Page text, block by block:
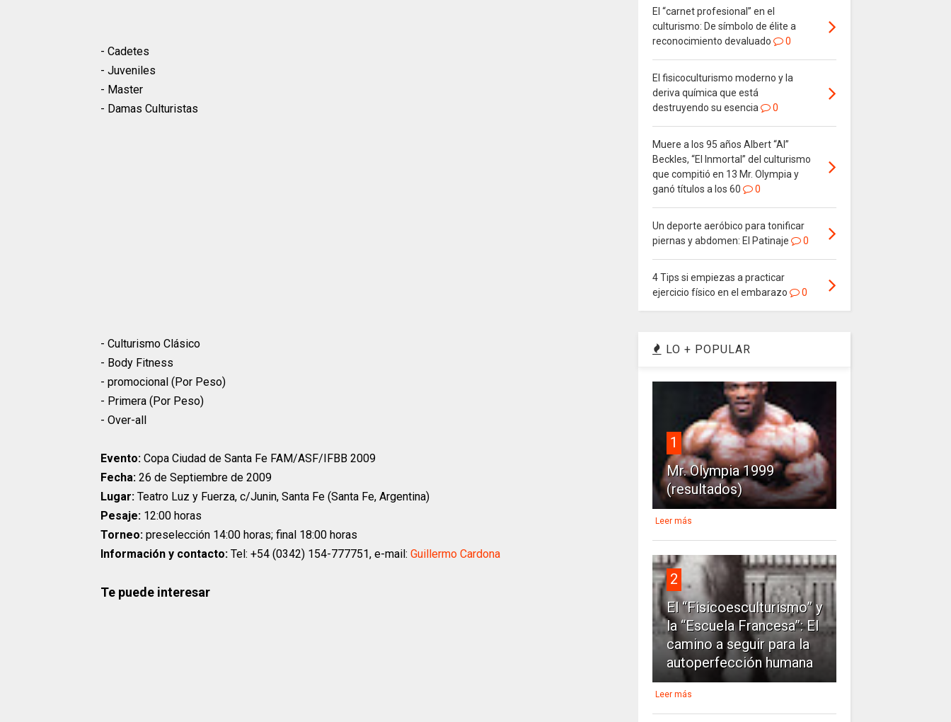
- Cadetes
- Juveniles
- Master
- Damas Culturistas
- Culturismo Clásico
- Body Fitness
- promocional (Por Peso)
- Primera (Por Peso)
- Over-all
Evento: Copa Ciudad de Santa Fe FAM/ASF/IFBB 2009
Fecha: 26 de Septiembre de 2009
Lugar: Teatro Luz y Fuerza, c/Junin, Santa Fe (Santa Fe, Argentina)
Pesaje: 12:00 horas
Torneo: preselección 14:00 horas; final 18:00 horas
Información y contacto: Tel: +54 (0342) 154-777751, e-mail: Guillermo Cardona
Te puede interesar
El “carnet profesional” en el
culturismo: De símbolo de élite a
reconocimiento devaluado
0
El fisicoculturismo moderno y la
deriva química que está
destruyendo su esencia
0
Muere a los 95 años Albert “Al”
Beckles, “El Inmortal” del culturismo
que compitió en 13 Mr. Olympia y
ganó títulos a los 60
0
Un deporte aeróbico para tonificar
piernas y abdomen: El Patinaje
0
4 Tips si empiezas a practicar
ejercicio físico en el embarazo
0
LO + POPULAR
1
Mr. Olympia 1999
(resultados)
Leer más
2
El “Fisicoesculturismo” y
la “Escuela Francesa”: El
camino a seguir para la
autoperfección humana
Leer más